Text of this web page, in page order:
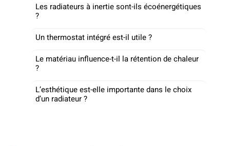
Les radiateurs à inertie sont-ils écoénergétiques
?
Un thermostat intégré est-il utile ?
Le matériau influence-t-il la rétention de chaleur
?
L’esthétique est-elle importante dans le choix
d’un radiateur ?